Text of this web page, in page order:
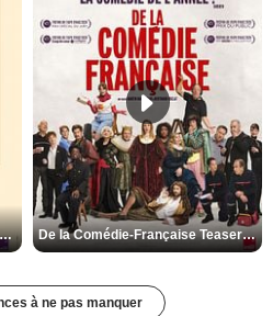
Les Matins merveilleux Bande-annonce VF De la Comédie-Française Teaser VF
à ne pas manquer